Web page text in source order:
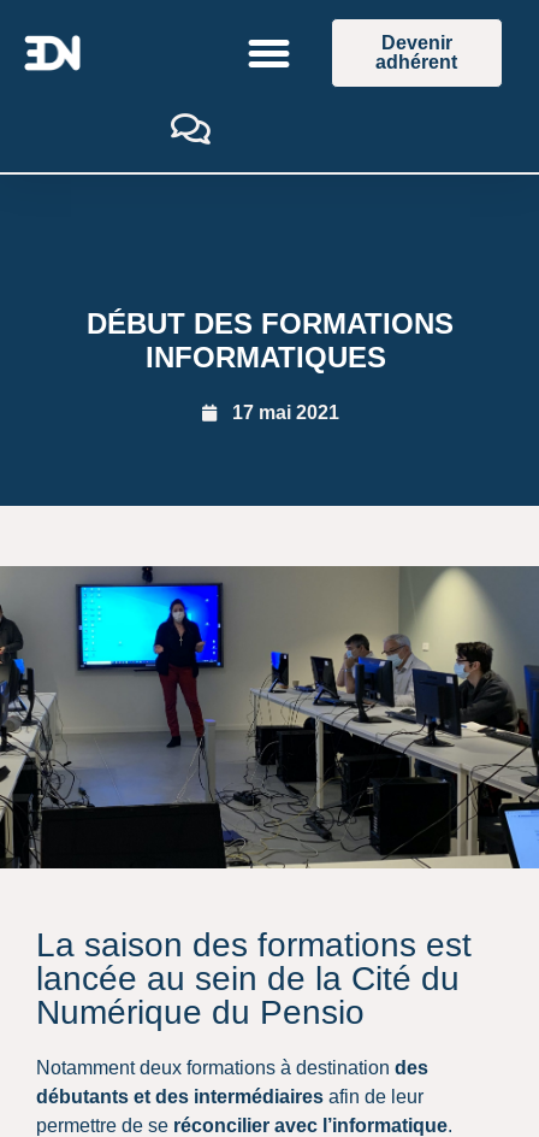
Devenir
adhérent
DÉBUT DES FORMATIONS
INFORMATIQUES ​
17 mai 2021
La saison des formations est
lancée au sein de la Cité du
Numérique du Pensio
Notamment deux formations à destination des
débutants et des intermédiaires afin de leur
permettre de se réconcilier avec l’informatique.